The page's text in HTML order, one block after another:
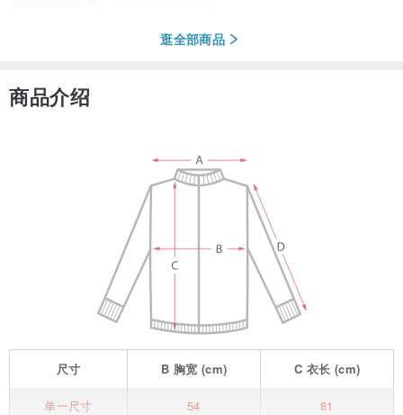
逛全部商品
商品介绍
尺寸 B 胸宽 (cm) C 衣长 (cm)
单一尺寸 54 81